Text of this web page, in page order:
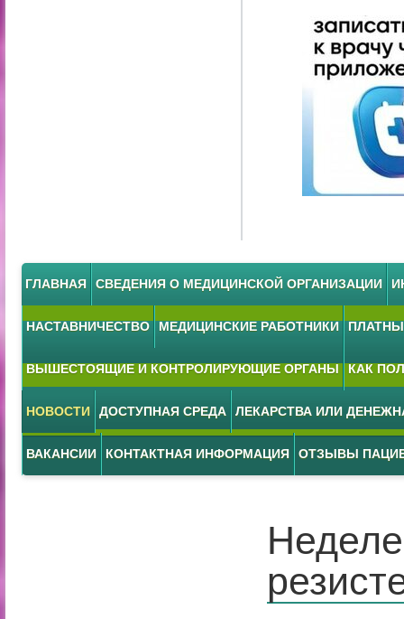
ГЛАВНАЯ СВЕДЕНИЯ О МЕДИЦИНСКОЙ ОРГАНИЗАЦИИ
НАСТАВНИЧЕСТВО МЕДИЦИНСКИЕ РАБОТНИКИ
ВЫШЕСТОЯЩИЕ И КОНТРОЛИРУЮЩИЕ ОРГАНЫ КАК
НОВОСТИ ДОСТУПНАЯ СРЕДА ЛЕКАРСТВА ИЛИ
ВАКАНСИИ КОНТАКТНАЯ ИНФОРМАЦИЯ ОТЗЫВЫ